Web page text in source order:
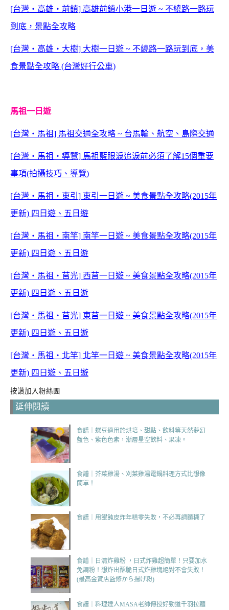
[台灣‧高雄‧前鎮] 高雄前鎮小港一日遊 ~ 不繞路一路玩
到底，景點全攻略
[台灣‧高雄‧大樹] 大樹一日遊 ~ 不繞路一路玩到底，美
食景點全攻略 (台灣好行公車)
馬祖一日遊
[台灣‧馬祖] 馬祖交通全攻略 ~ 台馬輪、航空、島際交通
[台灣‧馬祖‧導覽] 馬祖藍眼淚追淚前必須了解15個重要
事項(拍攝技巧、導覽)
[台灣‧馬祖‧東引] 東引一日遊 ~ 美食景點全攻略(2015年
更新) 四日遊、五日遊
[台灣‧馬祖‧南竿] 南竿一日遊 ~ 美食景點全攻略(2015年
更新) 四日遊、五日遊
[台灣‧馬祖‧莒光] 西莒一日遊 ~ 美食景點全攻略(2015年
更新) 四日遊、五日遊
[台灣‧馬祖‧莒光] 東莒一日遊 ~ 美食景點全攻略(2015年
更新) 四日遊、五日遊
[台灣‧馬祖‧北竿] 北竿一日遊 ~ 美食景點全攻略(2015年
更新) 四日遊、五日遊
按讚加入粉絲團
延伸閱讀
食譜｜蝶豆適用於烘培、甜點、飲料等天然夢幻
藍色、紫色色素，漸層星空飲料、果凍。
食譜｜芥菜雞湯、刈菜雞湯電鍋料理方式比想像
簡單！
食譜｜用餛飩皮炸年糕零失敗，不必再調麵糊了
食譜｜日清炸雞粉 ，日式炸雞超簡單！只要加水
免調粉！想炸出酥脆日式炸雞塊絕對不會失敗！
(最高金賞店監修から揚げ粉)
食譜｜料理達人MASA老師傳授好勁道千羽拉麵